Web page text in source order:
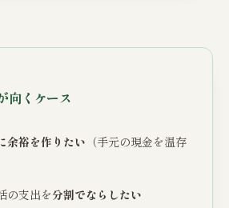
向くケース
余裕を作りたい （手元の現金を温存
の支出を分割でならしたい